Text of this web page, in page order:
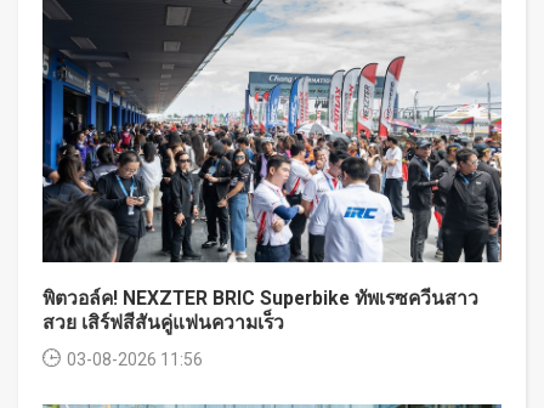
พิตวอล์ค! NEXZTER BRIC Superbike ทัพเรซควีนสาว
สวย เสิร์ฟสีสันคู่แฟนความเร็ว
03-08-2026 11:56